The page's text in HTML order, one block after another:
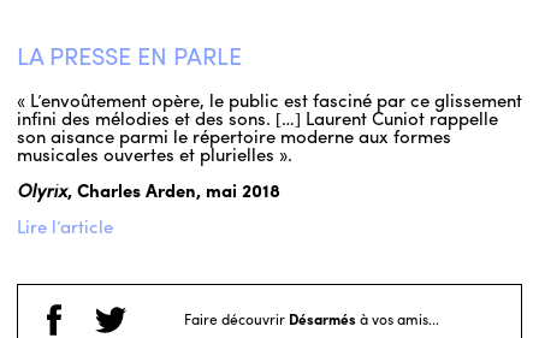
LA PRESSE EN PARLE
« L’envoûtement opère, le public est fasciné par ce glissement
infini des mélodies et des sons. […] Laurent Cuniot rappelle
son aisance parmi le répertoire moderne aux formes
musicales ouvertes et plurielles ».
Olyrix, Charles Arden, mai 2018
Lire l’article
Faire découvrir Désarmésà vos amis...